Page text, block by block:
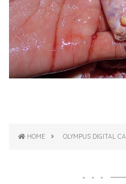
HOME OLYMPUS DIGITAL